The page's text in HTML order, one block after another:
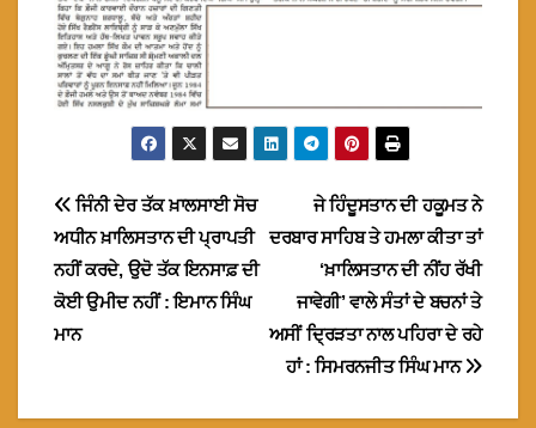
Post
navigation
ਜੇ ਹਿੰਦੂਸਤਾਨ ਦੀ ਹਕੂਮਤ ਨੇ
ਦਰਬਾਰ ਸਾਹਿਬ ਤੇ ਹਮਲਾ ਕੀਤਾ ਤਾਂ
‘ਖ਼ਾਲਿਸਤਾਨ ਦੀ ਨੀਂਹ ਰੱਖੀ
ਜਾਵੇਗੀ’ ਵਾਲੇ ਸੰਤਾਂ ਦੇ ਬਚਨਾਂ ਤੇ
ਅਸੀਂ ਦ੍ਰਿੜਤਾ ਨਾਲ ਪਹਿਰਾ ਦੇ ਰਹੇ
ਹਾਂ : ਸਿਮਰਨਜੀਤ ਸਿੰਘ ਮਾਨ
ਜਿੰਨੀ ਦੇਰ ਤੱਕ ਖ਼ਾਲਸਾਈ ਸੋਚ
ਅਧੀਨ ਖ਼ਾਲਿਸਤਾਨ ਦੀ ਪ੍ਰਾਪਤੀ
ਨਹੀਂ ਕਰਦੇ, ਉਦੋ ਤੱਕ ਇਨਸਾਫ਼ ਦੀ
ਕੋਈ ਉਮੀਦ ਨਹੀਂ : ਇਮਾਨ ਸਿੰਘ
ਮਾਨ